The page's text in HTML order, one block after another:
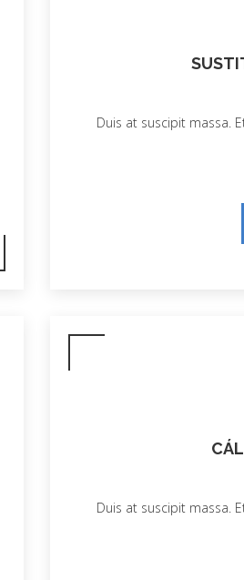
Duis at suscipit massa.
Duis at suscipit massa.